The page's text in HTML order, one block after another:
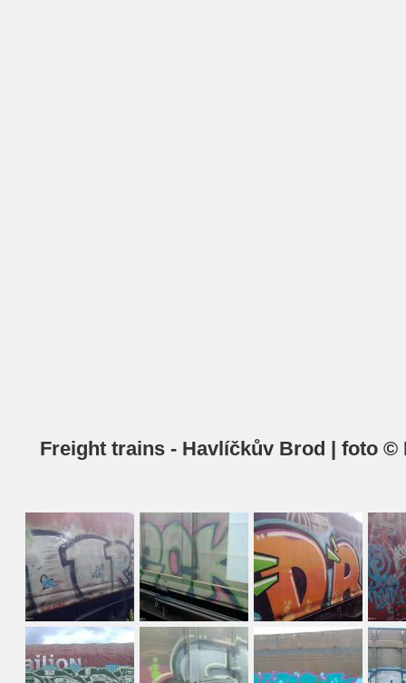
Freight trains - Havlíčkův Brod | foto